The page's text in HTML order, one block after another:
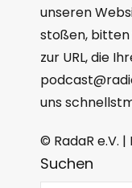
unseren
stoßen, bitten
zur URL, die
uns
© RadaR e.V.
Suchen